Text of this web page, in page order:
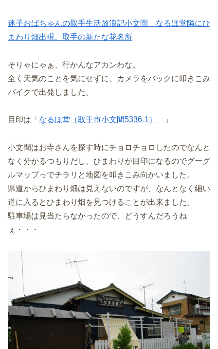
迷子おばちゃんの取手生活放浪記小文間 なるほ堂隣にひ
まわり畑出現。取手の新たな花名所
そりゃにゃぁ、行かんなアカンわな。
全く天気のことを気にせずに、カメラをバックに叩きこみ
バイクで出発しました。
目印は「 なるほ堂（取手市小文間5336-1） 」
小文間はお寺さんを探す時にチョロチョロしたのでなんと
なく分かるつもりだし、ひまわりが目印になるのでグーグ
ルマップっでチラリと地図を叩きこみ向かいました。
県道からひまわり畑は見えないのですが、なんとなく細い
道に入るとひまわり畑を見つけることが出来ました。
駐車場は見当たらなかったので、どうすんだろうね
ぇ・・・